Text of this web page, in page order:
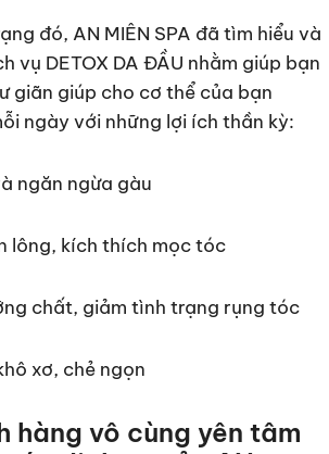
đó, AN MIÊN SPA đã tìm hiểu và
vụ DETOX DA ĐẦU nhằm giúp bạn
giãn giúp cho cơ thể của bạn
ngày với những lợi ích thần kỳ:
ngăn ngừa gàu
lông, kích thích mọc tóc
chất, giảm tình trạng rụng tóc
xơ, chẻ ngọn
hàng vô cùng yên tâm